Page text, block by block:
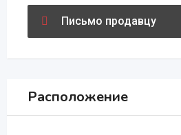
Письмо продавцу
Расположение